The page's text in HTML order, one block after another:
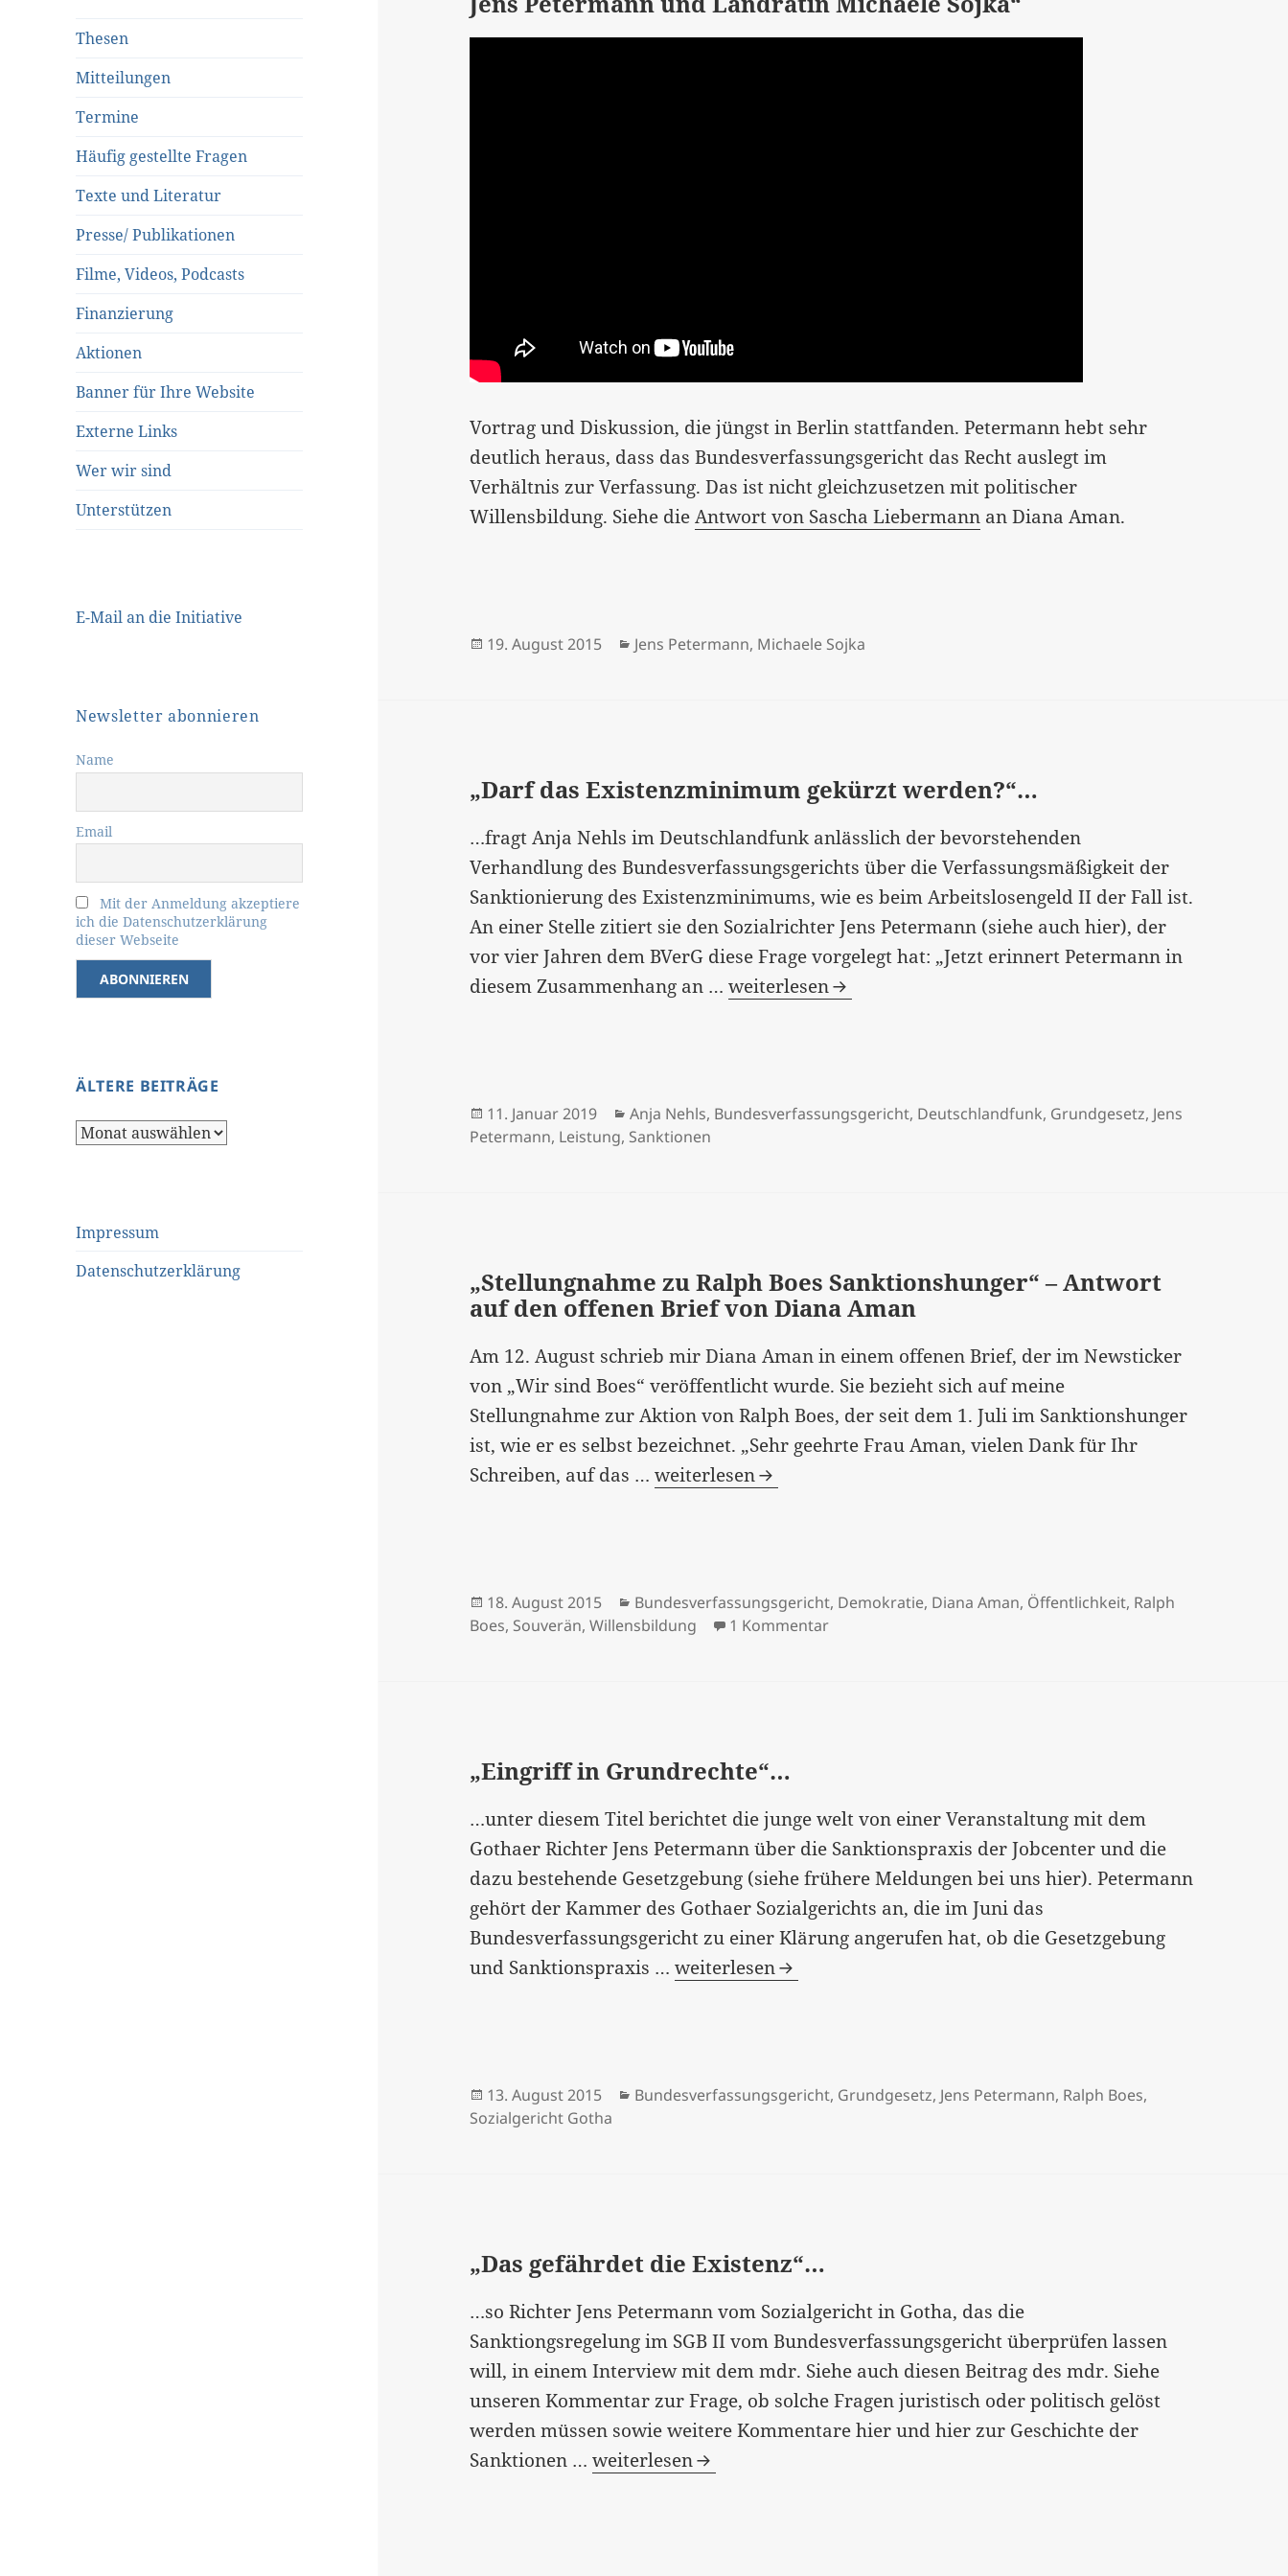
Thesen
Mitteilungen
Termine
Häufig gestellte Fragen
Texte und Literatur
Presse/ Publikationen
Filme, Videos, Podcasts
Finanzierung
Aktionen
Banner für Ihre Website
Externe Links
Wer wir sind
Unterstützen
E-Mail an die Initiative
Newsletter abonnieren
Name
Email
Mit der Anmeldung akzeptiere
ich die Datenschutzerklärung
dieser Webseite
ÄLTERE BEITRÄGE
Ältere
Impressum
Datenschutzerklärung
Vortrag und Diskussion, die jüngst in Berlin stattfanden. Petermann hebt sehr
deutlich heraus, dass das Bundesverfassungsgericht das Recht auslegt im
Verhältnis zur Verfassung. Das ist nicht gleichzusetzen mit politischer
Willensbildung. Siehe dieAntwort von Sascha Liebermann an Diana Aman.
Veröffentlicht
19. August 2015 Kategorien
Jens Petermann, Michaele Sojka
„Darf das Existenzminimum gekürzt werden?“…
…fragt Anja Nehls im Deutschlandfunk anlässlich der bevorstehenden
Verhandlung des Bundesverfassungsgerichts über die Verfassungsmäßigkeit der
Sanktionierung des Existenzminimums, wie es beim Arbeitslosengeld II der Fall ist.
An einer Stelle zitiert sie den Sozialrichter Jens Petermann (siehe auch hier), der
vor vier Jahren dem BVerG diese Frage vorgelegt hat: „Jetzt erinnert Petermann in
diesem Zusammenhang an …“Darf
werden?“…
weiterlesen
Veröffentlicht
am
11. Januar 2019 Kategorien
Anja Nehls, Bundesverfassungsgericht, Deutschlandfunk, Grundgesetz, Jens
Petermann, Leistung, Sanktionen
„Stellungnahme zu Ralph Boes Sanktionshunger“ – Antwort
auf den offenen Brief von Diana Aman
Am 12. August schrieb mir Diana Aman in einem offenen Brief, der im Newsticker
von „Wir sind Boes“ veröffentlicht wurde. Sie bezieht sich auf meine
Stellungnahme zur Aktion von Ralph Boes, der seit dem 1. Juli im Sanktionshunger
ist, wie er es selbst bezeichnet. „Sehr geehrte Frau Aman, vielen Dank für Ihr
Schreiben, auf das …„Stellungnahme
Sanktionshunger“
–
Brief
Diana
Aman
weiterlesen
Veröffentlicht
am
18. August 2015 Kategorien
Bundesverfassungsgericht, Demokratie, Diana Aman, Öffentlichkeit, Ralph
Boes, Souverän,Willensbildung 1 Kommentarzu „Stellungnahme zu Ralph Boes Sanktionshunger“ –
„Eingriff in Grundrechte“…
…unter diesem Titel berichtet die junge welt von einer Veranstaltung mit dem
Gothaer Richter Jens Petermann über die Sanktionspraxis der Jobcenter und die
dazu bestehende Gesetzgebung (siehe frühere Meldungen bei uns hier). Petermann
gehört der Kammer des Gothaer Sozialgerichts an, die im Juni das
Bundesverfassungsgericht zu einer Klärung angerufen hat, ob die Gesetzgebung
und Sanktionspraxis …„Eingriff
weiterlesen
Veröffentlicht
am
13. August 2015 Kategorien
Bundesverfassungsgericht, Grundgesetz, Jens Petermann, Ralph Boes,
Sozialgericht Gotha
„Das gefährdet die Existenz“…
…so Richter Jens Petermann vom Sozialgericht in Gotha, das die
Sanktiongsregelung im SGB II vom Bundesverfassungsgericht überprüfen lassen
will, in einem Interview mit dem mdr. Siehe auch diesen Beitrag des mdr. Siehe
unseren Kommentar zur Frage, ob solche Fragen juristisch oder politisch gelöst
werden müssen sowie weitere Kommentare hier und hier zur Geschichte der
Sanktionen …„Das
weiterlesen